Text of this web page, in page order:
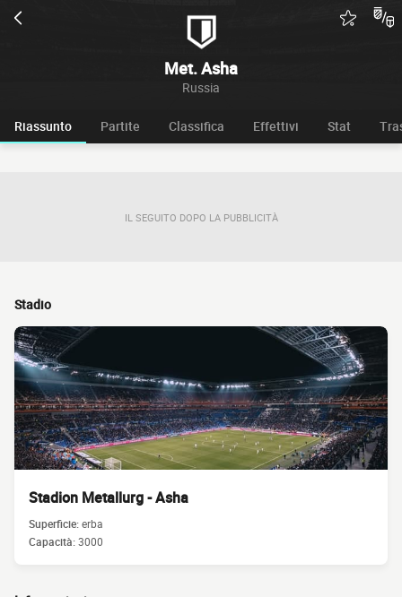
Met. Asha
Russia
Riassunto Partite Classifica Effettivi Stat
IL SEGUITO DOPO LA PUBBLICITÀ
Stadio
Stadion Metallurg - Asha
Superficie:erba
Capacità:3000